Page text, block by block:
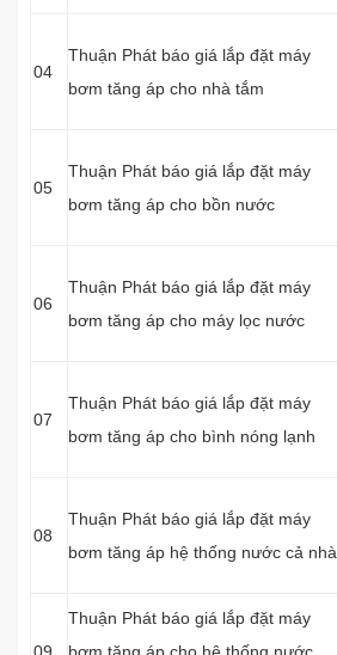
04
Thuận Phát báo giá lắp đặt máy
bơm tăng áp cho nhà tắm
05
Thuận Phát báo giá lắp đặt máy
bơm tăng áp cho bồn nước
06
Thuận Phát báo giá lắp đặt máy
bơm tăng áp cho máy lọc nước
07
Thuận Phát báo giá lắp đặt máy
bơm tăng áp cho bình nóng lạnh
08
Thuận Phát báo giá lắp đặt máy
bơm tăng áp hệ thống nước cả nhà
Thuận Phát báo giá lắp đặt máy